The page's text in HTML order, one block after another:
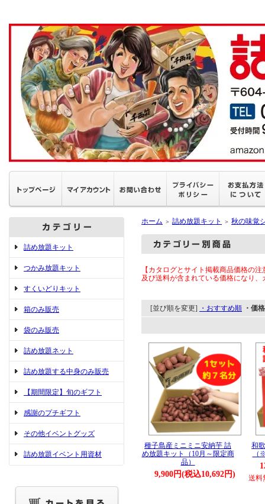
詰め放題キット
つかみ放題キット
すくいどりキット
箱のみ販売
袋のみ販売
詰め放題ネット
詰め放題する中身のみ販売
【期間限定】旬のギフト
感謝のプチギフト
その他イベントグッズ
詰め放題イベント用資材
ホーム ＞ 詰め放題キット ＞ 秋の味覚
【カタログとサイト掲載商品価格の
及び送料が含まれている価格になり
[並び順を変更] ・おすすめ順 ・価
種子島産ミニミニ安納芋 詰
め放題キット（10月～限定商
品）
9,900円(税込10,692円)
和
（
送料